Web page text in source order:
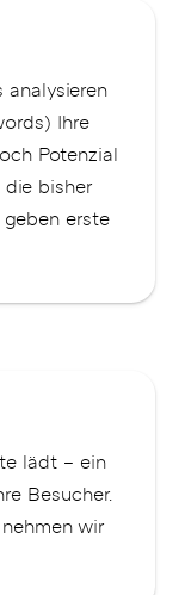
analysieren
Ihre
Potenzial
die bisher
erste
lädt – ein
Besucher.
wir